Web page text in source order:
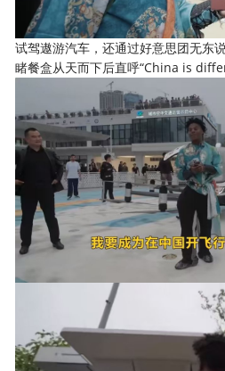
试驾遨游汽车，还通过好意思团无东
睹餐盒从天而下后直呼“China is